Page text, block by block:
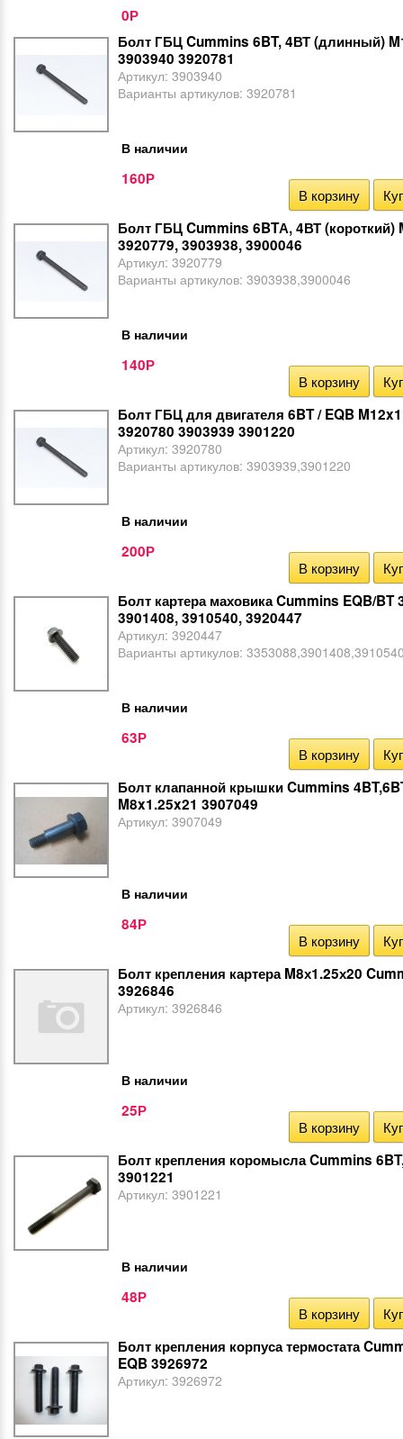
0Р
Болт ГБЦ Cummins 6BT, 4ВТ (длинный)
3903940 3920781
Артикул: 3903940
Варианты артикулов: 3920781
В наличии
160Р
В корзину
Болт ГБЦ Cummins 6BTА, 4ВТ (короткий)
3920779, 3903938, 3900046
Артикул: 3920779
Варианты артикулов: 3903938,3900046
В наличии
140Р
В корзину
Болт ГБЦ для двигателя 6BT / EQB
3920780 3903939 3901220
Артикул: 3920780
Варианты артикулов: 3903939,3901220
В наличии
200Р
В корзину
Болт картера маховика Cummins EQB/BT
3901408, 3910540, 3920447
Артикул: 3920447
Варианты артикулов:
В наличии
63Р
В корзину
Болт клапанной крышки Cummins
M8x1.25x21 3907049
Артикул: 3907049
В наличии
84Р
В корзину
Болт крепления картера M8х1.25х20
3926846
Артикул: 3926846
В наличии
25Р
В корзину
Болт крепления коромысла Cummins
3901221
Артикул: 3901221
В наличии
48Р
В корзину
Болт крепления корпуса термостата
EQB 3926972
Артикул: 3926972